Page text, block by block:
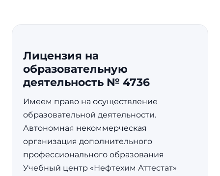
Лицензия на
образовательную
деятельность № 4736
Имеем право на осуществление
образовательной деятельности.
Автономная некоммерческая
организация дополнительного
профессионального образования
Учебный центр «Нефтехим Аттестат»